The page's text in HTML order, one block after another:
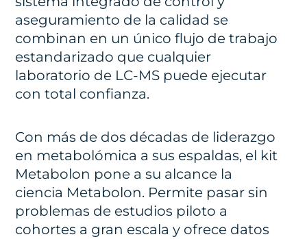
aseguramiento de la calidad se
combinan en un único flujo de trabajo
estandarizado que cualquier
laboratorio de LC-MS puede ejecutar
con total confianza.
Con más de dos décadas de liderazgo
en metabolómica a sus espaldas, el kit
Metabolon pone a su alcance la
ciencia Metabolon. Permite pasar sin
problemas de estudios piloto a
cohortes a gran escala y ofrece datos